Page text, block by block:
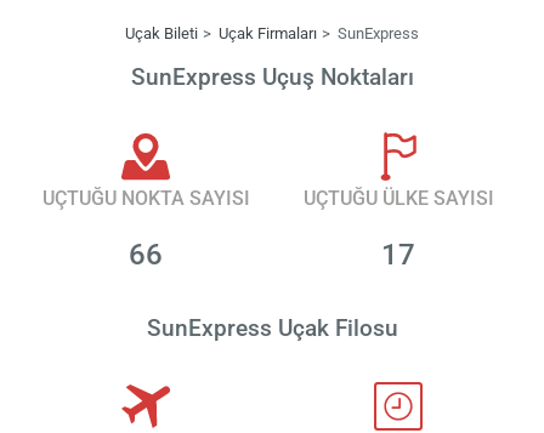
Uçak Bileti Uçak Firmaları SunExpress
SunExpress Uçuş Noktaları
UÇTUĞU NOKTA SAYISI
66
UÇTUĞU ÜLKE SAYISI
17
SunExpress Uçak Filosu